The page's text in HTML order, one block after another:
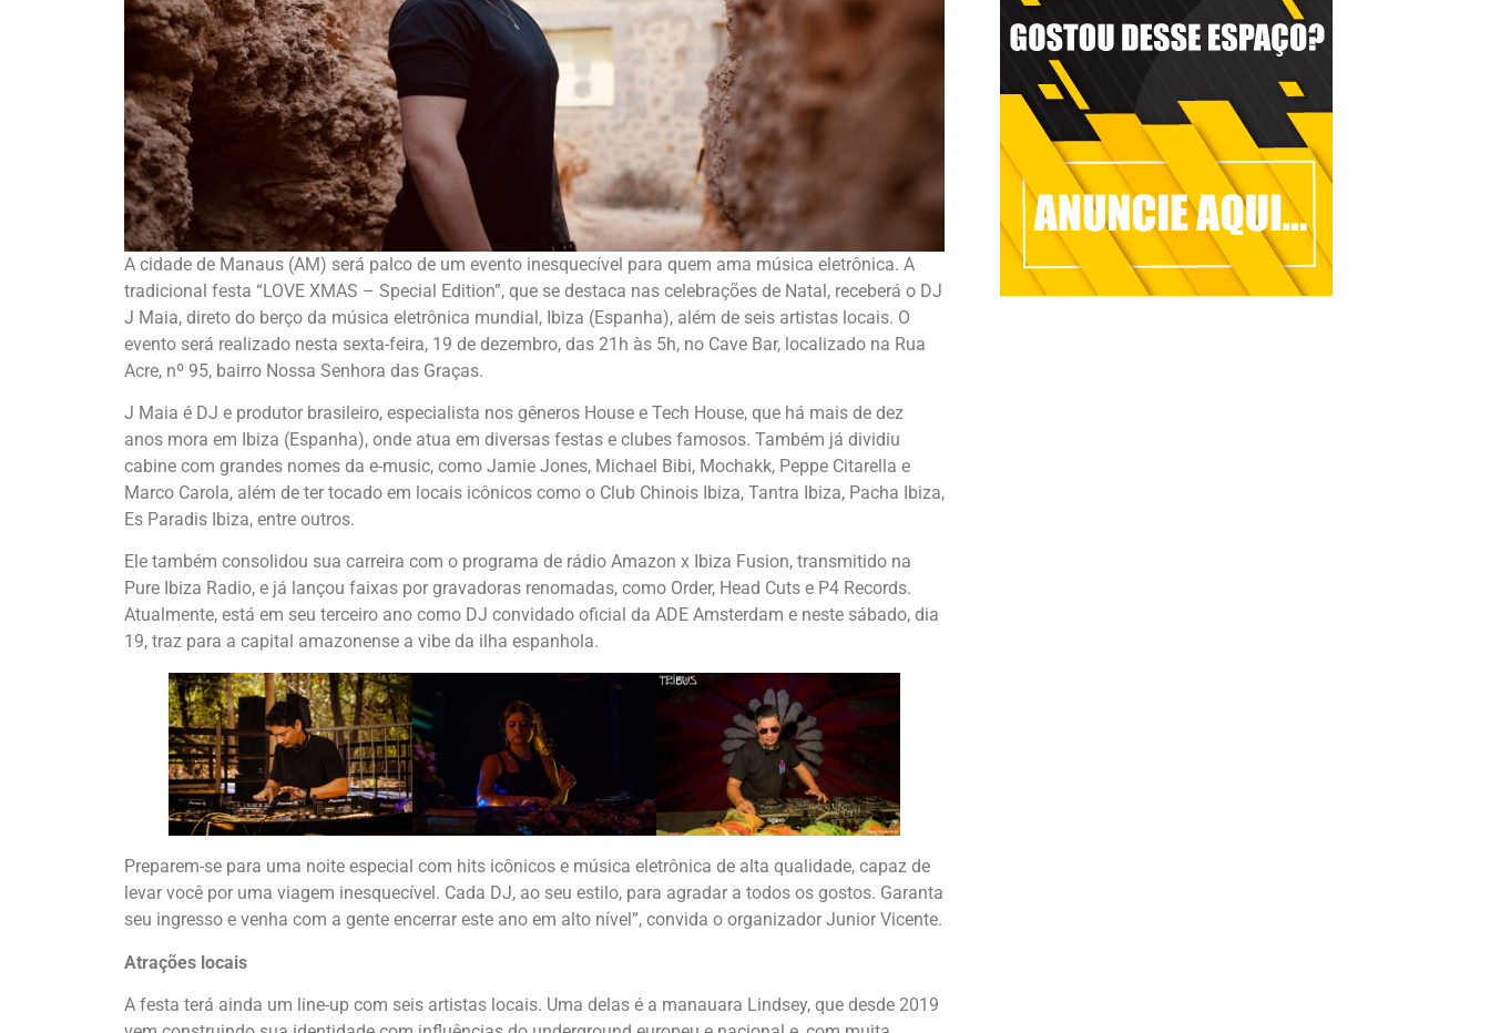
A cidade de Manaus (AM) será palco de um evento inesquecível para quem ama música eletrônica. A
tradicional festa “LOVE XMAS – Special Edition”, que se destaca nas celebrações de Natal, receberá o DJ
J Maia, direto do berço da música eletrônica mundial, Ibiza (Espanha), além de seis artistas locais. O
evento será realizado nesta sexta-feira, 19 de dezembro, das 21h às 5h, no Cave Bar, localizado na Rua
Acre, nº 95, bairro Nossa Senhora das Graças.
J Maia é DJ e produtor brasileiro, especialista nos gêneros House e Tech House, que há mais de dez
anos mora em Ibiza (Espanha), onde atua em diversas festas e clubes famosos. Também já dividiu
cabine com grandes nomes da e-music, como Jamie Jones, Michael Bibi, Mochakk, Peppe Citarella e
Marco Carola, além de ter tocado em locais icônicos como o Club Chinois Ibiza, Tantra Ibiza, Pacha Ibiza,
Es Paradis Ibiza, entre outros.
Ele também consolidou sua carreira com o programa de rádio Amazon x Ibiza Fusion, transmitido na
Pure Ibiza Radio, e já lançou faixas por gravadoras renomadas, como Order, Head Cuts e P4 Records.
Atualmente, está em seu terceiro ano como DJ convidado oficial da ADE Amsterdam e neste sábado, dia
19, traz para a capital amazonense a vibe da ilha espanhola.
Preparem-se para uma noite especial com hits icônicos e música eletrônica de alta qualidade, capaz de
levar você por uma viagem inesquecível. Cada DJ, ao seu estilo, para agradar a todos os gostos. Garanta
seu ingresso e venha com a gente encerrar este ano em alto nível”, convida o organizador Junior Vicente.
Atrações locais
A festa terá ainda um line-up com seis artistas locais. Uma delas é a manauara Lindsey, que desde 2019